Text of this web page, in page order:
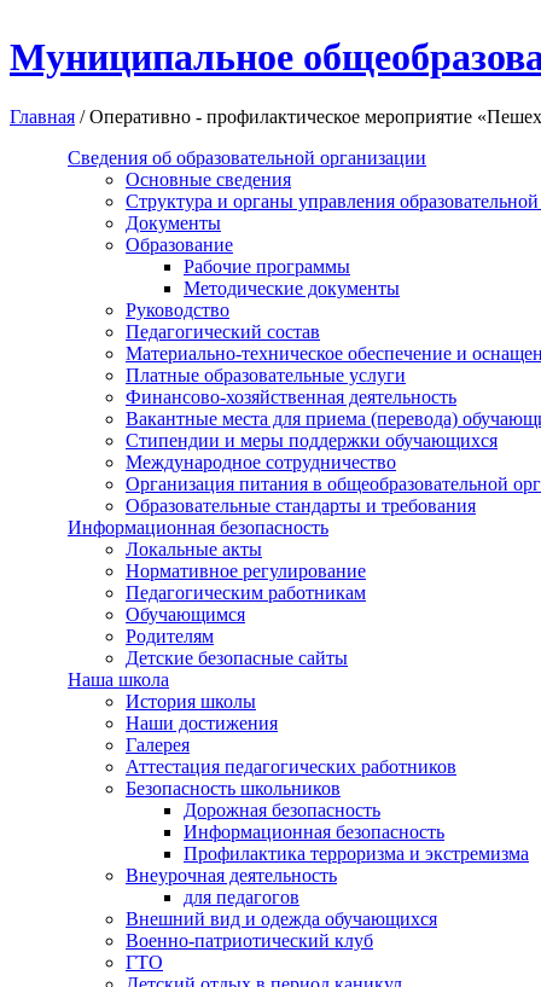
Муниципальное
Главная /Оперативно - профилактическое мероприятие
Сведения об образовательной организации
Основные сведения
Структура и органы управления
Документы
Образование
Рабочие программы
Методические документы
Руководство
Педагогический состав
Материально-техническое обеспечение и
Платные образовательные услуги
Финансово-хозяйственная деятельность
Вакантные места для приема (перевода)
Стипендии и меры поддержки обучающихся
Международное сотрудничество
Организация питания в общеобразовательной
Образовательные стандарты и требования
Информационная безопасность
Локальные акты
Нормативное регулирование
Педагогическим работникам
Обучающимся
Родителям
Детские безопасные сайты
Наша школа
История школы
Наши достижения
Галерея
Аттестация педагогических работников
Безопасность школьников
Дорожная безопасность
Информационная безопасность
Профилактика терроризма и экстремизма
Внеурочная деятельность
для педагогов
Внешний вид и одежда обучающихся
Военно-патриотический клуб
ГТО